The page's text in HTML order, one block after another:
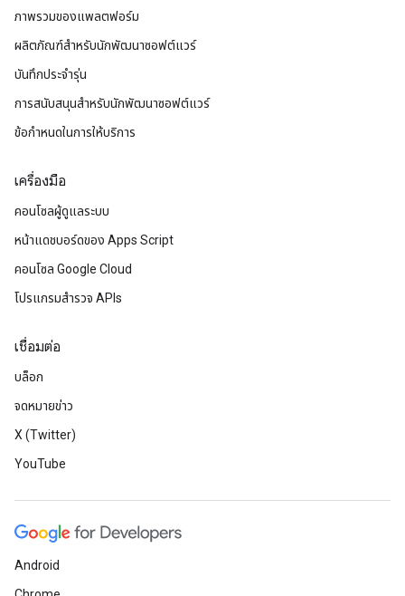
ภาพรวมของแพลตฟอร์ม
ผลิตภัณฑ์สําหรับนักพัฒนาซอฟต์แวร์
บันทึกประจำรุ่น
การสนับสนุนสำหรับนักพัฒนาซอฟต์แวร์
ข้อกำหนดในการให้บริการ
เครื่องมือ
คอนโซลผู้ดูแลระบบ
หน้าแดชบอร์ดของ Apps Script
คอนโซล Google Cloud
โปรแกรมสำรวจ APIs
เชื่อมต่อ
บล็อก
จดหมายข่าว
X (Twitter)
YouTube
Android